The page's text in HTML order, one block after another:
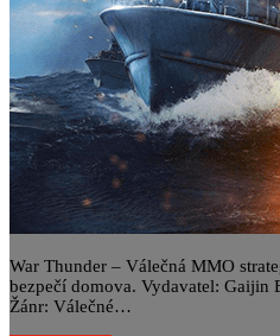
War Thunder – Válečná MMO
bezpečí domova. Vydavatel: Gaijin
Žánr: Válečné…